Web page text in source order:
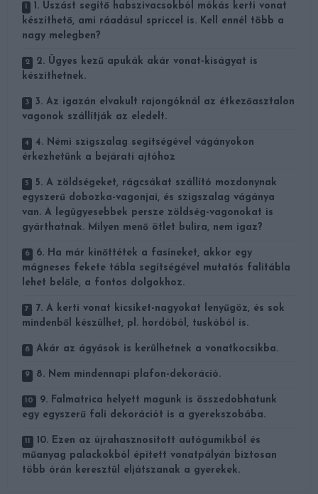
1. Úszást segítő habszivacsokból mókás kerti vonat
készíthető, ami ráadásul spriccel is. Kell ennél több a
nagy melegben?
2. Ügyes kezű apukák akár vonat-kiságyat is
készíthetnek.
3. Az igazán elvakult rajongóknál az étkezőasztalon
vagonok szállítják az eledelt.
4. Némi szigszalag segítségével vágányokon
érkezhetünk a bejárati ajtóhoz
5. A zöldségeket, rágcsákat szállító mozdonynak
egyszerű dobozka-vagonjai, és szigszalag vágánya
van. A legügyesebbek persze zöldség-vagonokat is
gyárthatnak. Milyen menő ötlet bulira, nem igaz?
6. Ha már kinőttétek a fasíneket, akkor egy
mágneses fekete tábla segítségével mutatós falitábla
lehet belőle, a fontos dolgokhoz.
7. A kerti vonat kicsiket-nagyokat lenyűgöz, és sok
mindenből készülhet, pl. hordóból, tuskóból is.
Akár az ágyások is kerülhetnek a vonatkocsikba.
8. Nem mindennapi plafon-dekoráció.
9. Falmatrica helyett magunk is összedobhatunk
egy egyszerű fali dekorációt is a gyerekszobába.
10. Ezen az újrahasznosított autógumikból és
műanyag palackokból épített vonatpályán biztosan
több órán keresztül eljátszanak a gyerekek.